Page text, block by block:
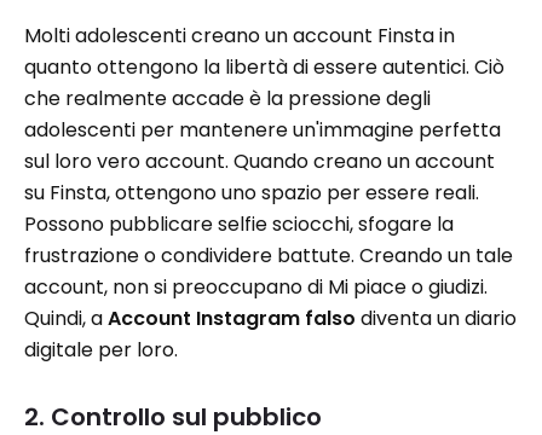
Molti adolescenti creano un account Finsta in
quanto ottengono la libertà di essere autentici. Ciò
che realmente accade è la pressione degli
adolescenti per mantenere un'immagine perfetta
sul loro vero account. Quando creano un account
su Finsta, ottengono uno spazio per essere reali.
Possono pubblicare selfie sciocchi, sfogare la
frustrazione o condividere battute. Creando un tale
account, non si preoccupano di Mi piace o giudizi.
Quindi, aAccount Instagram falso diventa un diario
digitale per loro.
2. Controllo sul pubblico